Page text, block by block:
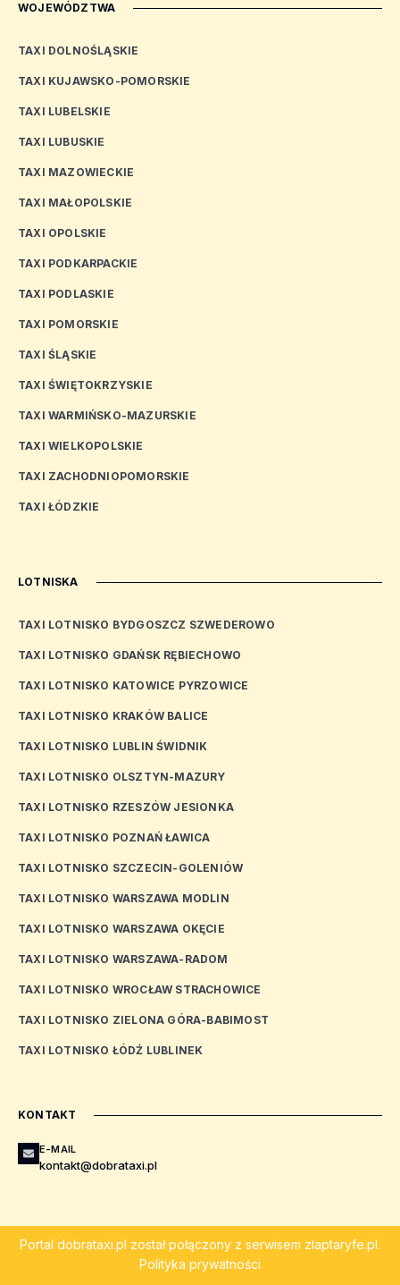
WOJEWÓDZTWA
TAXI DOLNOŚLĄSKIE
TAXI KUJAWSKO-POMORSKIE
TAXI LUBELSKIE
TAXI LUBUSKIE
TAXI MAZOWIECKIE
TAXI MAŁOPOLSKIE
TAXI OPOLSKIE
TAXI PODKARPACKIE
TAXI PODLASKIE
TAXI POMORSKIE
TAXI ŚLĄSKIE
TAXI ŚWIĘTOKRZYSKIE
TAXI WARMIŃSKO-MAZURSKIE
TAXI WIELKOPOLSKIE
TAXI ZACHODNIOPOMORSKIE
TAXI ŁÓDZKIE
LOTNISKA
TAXI LOTNISKO BYDGOSZCZ SZWEDEROWO
TAXI LOTNISKO GDAŃSK RĘBIECHOWO
TAXI LOTNISKO KATOWICE PYRZOWICE
TAXI LOTNISKO KRAKÓW BALICE
TAXI LOTNISKO LUBLIN ŚWIDNIK
TAXI LOTNISKO OLSZTYN-MAZURY
TAXI LOTNISKO RZESZÓW JESIONKA
TAXI LOTNISKO POZNAŃ ŁAWICA
TAXI LOTNISKO SZCZECIN-GOLENIÓW
TAXI LOTNISKO WARSZAWA MODLIN
TAXI LOTNISKO WARSZAWA OKĘCIE
TAXI LOTNISKO WARSZAWA-RADOM
TAXI LOTNISKO WROCŁAW STRACHOWICE
TAXI LOTNISKO ZIELONA GÓRA-BABIMOST
TAXI LOTNISKO ŁÓDŹ LUBLINEK
KONTAKT
E-MAIL
kontakt@dobrataxi.pl
Portal dobrataxi.pl został połączony z serwisem zlaptaryfe.pl.
Polityka prywatności